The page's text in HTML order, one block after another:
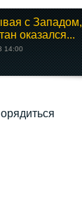
с Западом,
оказался...
14:00